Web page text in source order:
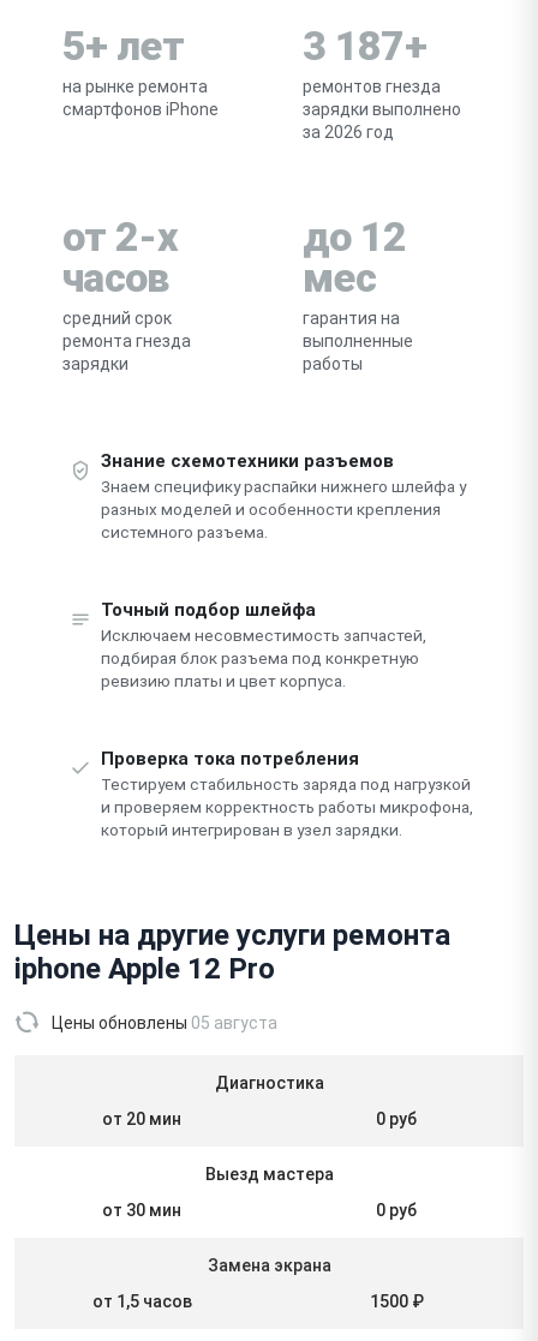
5+ лет
на рынке ремонта
смартфонов iPhone
3 187+
ремонтов гнезда
зарядки выполнено
за 2026 год
от 2-х
часов
средний срок
ремонта гнезда
зарядки
до 12
мес
гарантия на
выполненные
работы
Знание схемотехники разъемов
Знаем специфику распайки нижнего шлейфа у
разных моделей и особенности крепления
системного разъема.
Точный подбор шлейфа
Исключаем несовместимость запчастей,
подбирая блок разъема под конкретную
ревизию платы и цвет корпуса.
Проверка тока потребления
Тестируем стабильность заряда под нагрузкой
и проверяем корректность работы микрофона,
который интегрирован в узел зарядки.
Цены на другие услуги ремонта
iphone Apple 12 Pro
Цены обновлены 05 августа
Диагностика
от 20 мин
0 руб
Выезд мастера
от 30 мин
0 руб
Замена экрана
от 1,5 часов
1500 ₽